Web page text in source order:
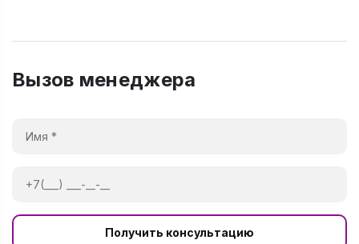
Вызов менеджера
Получить консультацию